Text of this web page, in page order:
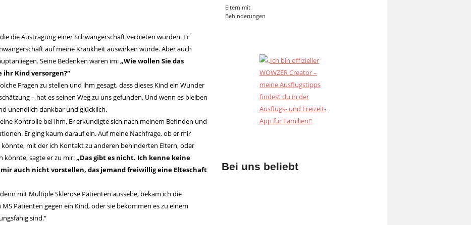
die Austragung einer Schwangerschaft verbieten würden. Er
auf meine Krankheit auswirken würde. Aber auch
Seine Bedenken waren im:„Wie wollen Sie das
ihr Kind versorgen?“
Fragen zu stellen und ihm gesagt, dass dieses Kind ein Wunder
– hat es seinen Weg zu uns gefunden. Und wenn es bleiben
unendlich dankbar und glücklich.
Kontrolle bei ihm. Er erkundigte sich nach meinem Befinden und
Er ging kaum darauf ein. Auf meine Nachfrage, ob er mir
mit der ich Kontakt zu anderen behinderten Eltern, oder
könnte, sagte er zu mir:„Das gibt es nicht. Ich kenne keine
auch nicht vorstellen, das jemand freiwillig eine Elteschaft
mit Multiple Sklerose Patienten aussehe, bekam ich die
Patienten gegen ein Kind, oder sie bekommen es zu einem
sind.“
Eltern mit
Behinderungen
Bei uns beliebt